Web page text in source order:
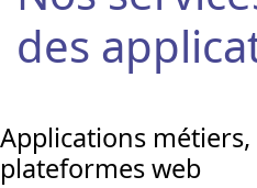
des
Applications métiers,
plateformes web